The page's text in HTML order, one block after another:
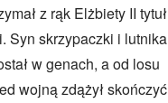
z rąk Elżbiety II tytuł
Syn skrzypaczki i lutnika
w genach, a od losu
wojną zdążył skończyć